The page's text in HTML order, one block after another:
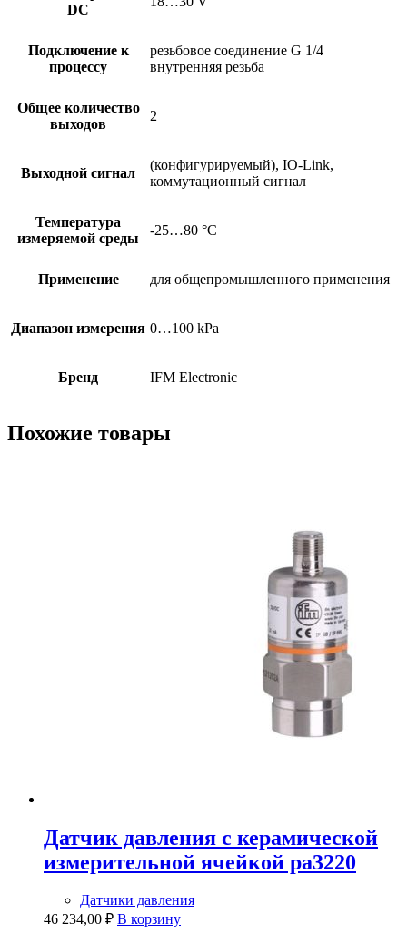
DC
Подключение к
процессу
резьбовое соединение G 1/4
внутренняя резьба
Общее количество
выходов
2
Выходной сигнал
(конфигурируемый), IO-Link,
коммутационный сигнал
Температура
измеряемой среды
-25…80 °C
Применение для общепромышленного применения
Диапазон измерения 0…100 kPa
Бренд IFM Electronic
Похожие товары
Датчик давления с керамической
измерительной ячейкой pa3220
Датчики давления
46 234,00 ₽ В корзину